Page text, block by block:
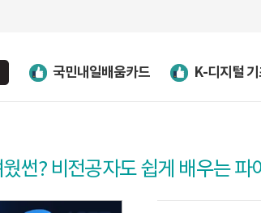
국민내일배움카드 K-디지털
썬? 비전공자도 쉽게 배우는 파